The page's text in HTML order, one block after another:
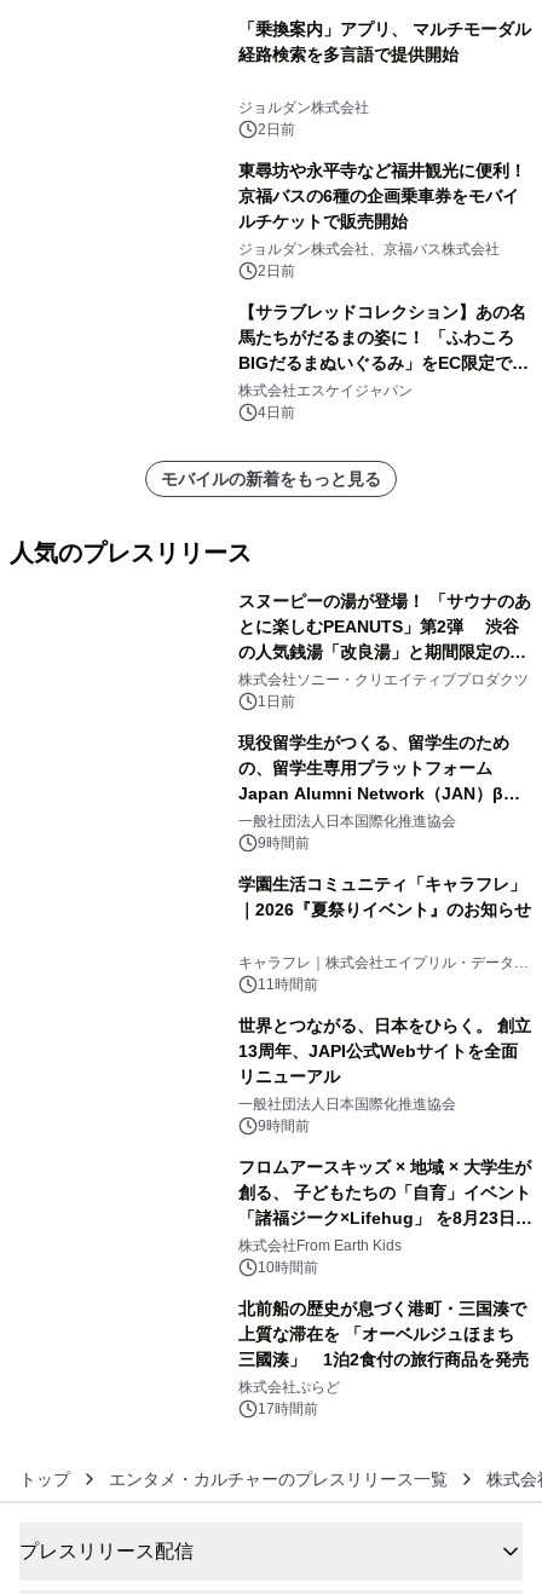
「乗換案内」アプリ、 マルチモーダル
経路検索を多言語で提供開始
ジョルダン株式会社
2日前
東尋坊や永平寺など福井観光に便利！
京福バスの6種の企画乗車券をモバイ
ルチケットで販売開始
ジョルダン株式会社、京福バス株式会社
2日前
【サラブレッドコレクション】あの名
馬たちがだるまの姿に！ 「ふわころ
BIGだるまぬいぐるみ」をEC限定で受
注販売開始
株式会社エスケイジャパン
4日前
モバイルの新着をもっと見る
人気のプレスリリース
スヌーピーの湯が登場！ 「サウナのあ
とに楽しむPEANUTS」第2弾 渋谷
の人気銭湯「改良湯」と期間限定のコ
ラボレーション サウナイキタイコラ
ボグッズも発売決定！
株式会社ソニー・クリエイティブプロダクツ
1日前
現役留学生がつくる、留学生のため
の、留学生専用プラットフォーム
Japan Alumni Network（JAN）β版
をリリース
一般社団法人日本国際化推進協会
9時間前
学園生活コミュニティ「キャラフレ」
｜2026『夏祭りイベント』のお知らせ
キャラフレ｜株式会社エイプリル・データ・
デザインズ
11時間前
世界とつながる、日本をひらく。 創立
13周年、JAPI公式Webサイトを全面
リニューアル
一般社団法人日本国際化推進協会
9時間前
フロムアースキッズ × 地域 × 大学生が
創る、 子どもたちの「自育」イベント
「諸福ジーク×Lifehug」 を8月23日
(日)開催
株式会社From Earth Kids
10時間前
北前船の歴史が息づく港町・三国湊で
上質な滞在を 「オーベルジュほまち
三國湊」 1泊2食付の旅行商品を発売
株式会社ぷらど
17時間前
トップ エンタメ・カルチャーのプレスリリース一覧 株式会
プレスリリース配信